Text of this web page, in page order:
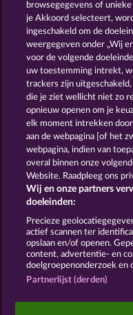
THE BLACK BOOK OF
Algemene
Colofon
Sociale casino
browsegegevens of
je Akkoord selecteert,
ingeschakeld om de
weergegeven onder „Wij
voor de volgende
uw toestemming intrekt,
trackers zijn
die je ziet wellicht niet zo
opnieuw openen om je
elk moment intrekken
aan de webpagina [of het
webpagina, indien van
overal binnen onze
Website. Raadpleeg ons
Wij en onze partners
doeleinden:
Precieze
actief scannen ter
opslaan en/of openen.
content, advertentie- en
doelgroepenonderzoek en
Partnerlijst (derden)